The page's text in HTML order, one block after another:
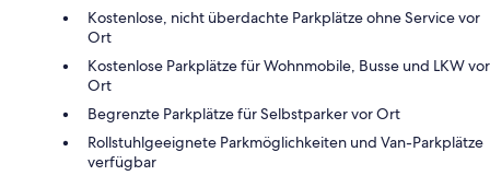
Kostenlose, nicht überdachte Parkplätze ohne Service vor
Ort
Kostenlose Parkplätze für Wohnmobile, Busse und LKW vor
Ort
Begrenzte Parkplätze für Selbstparker vor Ort
Rollstuhlgeeignete Parkmöglichkeiten und Van-Parkplätze
verfügbar